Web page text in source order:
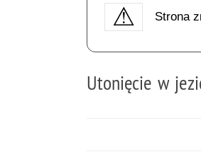
Strona
Utonięcie w